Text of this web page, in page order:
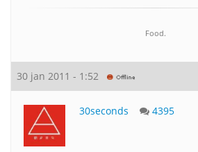
Food.
30 jan 2011 - 1:52
30seconds 4395